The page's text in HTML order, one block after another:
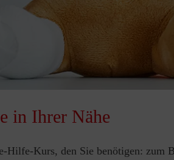
in Ihrer Nähe
Hilfe-Kurs, den Sie benötigen: zum